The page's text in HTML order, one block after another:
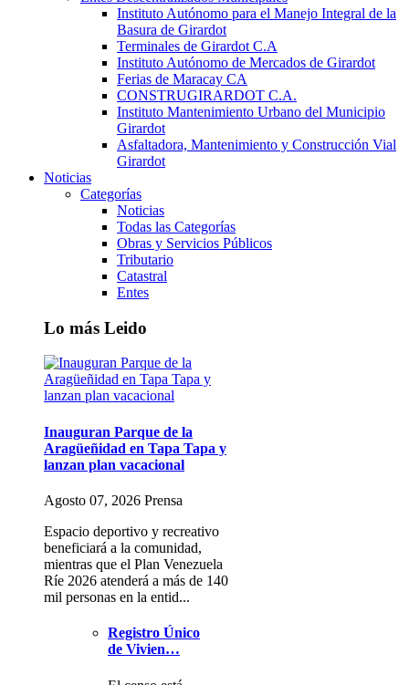
Instituto Autónomo para el Manejo Integral de la
Basura de Girardot
Terminales de Girardot C.A
Instituto Autónomo de Mercados de Girardot
Ferias de Maracay CA
CONSTRUGIRARDOT C.A.
Instituto Mantenimiento Urbano del Municipio
Girardot
Asfaltadora, Mantenimiento y Construcción Vial
Girardot
Noticias
Categorías
Noticias
Todas las Categorías
Obras y Servicios Públicos
Tributario
Catastral
Entes
Lo más Leido
Inauguran Parque de la
Aragüeñidad en Tapa Tapa y
lanzan plan vacacional
Agosto 07, 2026 Prensa
Espacio deportivo y recreativo
beneficiará a la comunidad,
mientras que el Plan Venezuela
Ríe 2026 atenderá a más de 140
mil personas en la entid...
Registro Único
de Vivien…